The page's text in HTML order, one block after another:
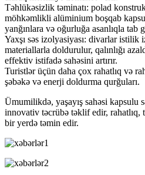
Təhlükəsizlik təminatı: polad
möhkəmlikli alüminium boşqab
yanğınlara və oğurluğa asanlıqla tab
Yaxşı səs izolyasiyası: divarlar istilik
materiallarla doldurulur, qalınlığı
effektiv istifadə sahəsini artırır.
Turistlər üçün daha çox rahatlıq və
şəbəkə və enerji doldurma qurğuları.
Ümumilikdə, yaşayış sahəsi kapsulu
innovativ təcrübə təklif edir, rahatlıq,
bir yerdə təmin edir.